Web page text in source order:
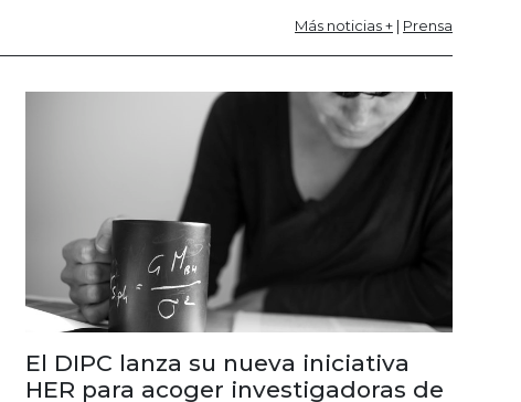
Más noticias + | Prensa
El DIPC lanza su nueva iniciativa
HER para acoger investigadoras de